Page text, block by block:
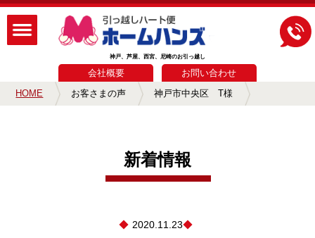
神戸、芦屋、西宮、尼崎のお引っ越し
会社概要
お問い合わせ
HOME
お客さまの声 神戸市中央区 T様
新着情報
2020.11.23